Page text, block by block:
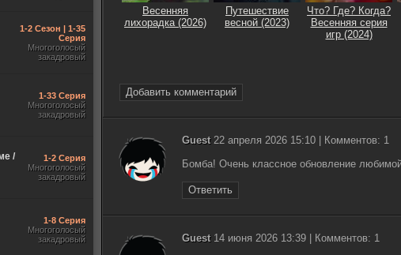
Весенняя
лихорадка (2026)
Путешествие
весной (2023)
Что? Где? Когда?
Весенняя серия
игр (2024)
Добавить комментарий
Guest22 апреля 2026 15:10 | Комментов: 1
Бомба! Очень классное обновление
Ответить
Guest14 июня 2026 13:39 | Комментов: 1
1-2 Сезон | 1-35
Серия
Многоголосый
закадровый
1-33 Серия
Многоголосый
закадровый
/
1-2 Серия
Многоголосый
закадровый
1-8 Серия
Многоголосый
закадровый